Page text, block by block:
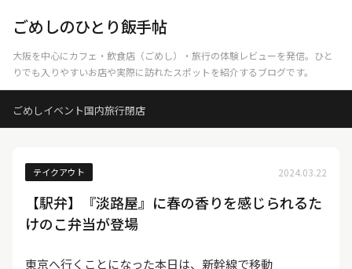
ごめしのひとり飯手帖
大阪を中心にカフェ・飲食店（ごめし）・旅行の体験レビューを発信。ひと
りでも入りやすいお店や実際に訪れたスポットを紹介するブログです。
ごめしイベント国内旅行閉店
テイクアウト 2024.03.22
【駅弁】『淡路屋』に春の香りを感じられるた
けのこ弁当が登場
東京へ行くことになった本日は、新幹線で移動